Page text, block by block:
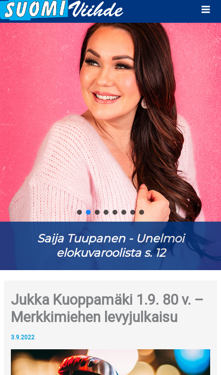
Saija Tuupanen - Unelmoi
elokuvaroolista s. 12
Jukka Kuoppamäki 1.9. 80 v. –
Merkkimiehen levyjulkaisu
3.9.2022